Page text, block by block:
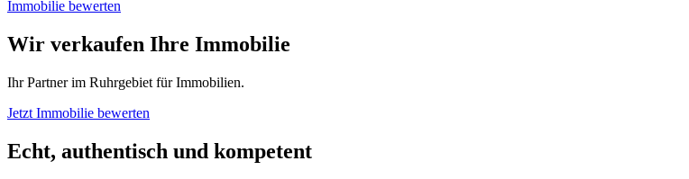
Immobilie bewerten
Wir verkaufen Ihre Immobilie
Ihr Partner im Ruhrgebiet für Immobilien.
Jetzt Immobilie bewerten
Echt, authentisch und kompetent